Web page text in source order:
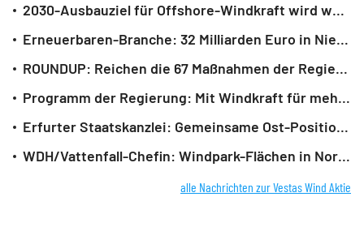
2030-Ausbauziel für Offshore-Windkraft wird wohl verfehlt
Erneuerbaren-Branche: 32 Milliarden Euro in Niedersachsen in Gefahr
ROUNDUP: Reichen die 67 Maßnahmen der Regierung fürs Klimaschutzziel?
Programm der Regierung: Mit Windkraft für mehr Klimaschutz
Erfurter Staatskanzlei: Gemeinsame Ost-Position zu Windkraft-Vorgaben
WDH/Vattenfall-Chefin: Windpark-Flächen in Nordsee begrenzt
alle Nachrichten zur Vestas Wind Aktie